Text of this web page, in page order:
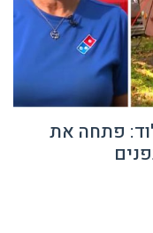
פתחה את